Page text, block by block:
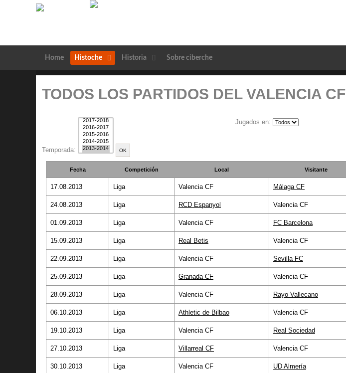
Home Histoche Historia Sobre ciberche
TODOS LOS PARTIDOS DEL VALENCIA CF
Temporada:
Jugados en:
Fecha Competición Local Visitante
17.08.2013 Liga Valencia CF Málaga CF
24.08.2013 Liga RCD Espanyol Valencia CF
01.09.2013 Liga Valencia CF FC Barcelona
15.09.2013 Liga Real Betis Valencia CF
22.09.2013 Liga Valencia CF Sevilla FC
25.09.2013 Liga Granada CF Valencia CF
28.09.2013 Liga Valencia CF Rayo Vallecano
06.10.2013 Liga Athletic de Bilbao Valencia CF
19.10.2013 Liga Valencia CF Real Sociedad
27.10.2013 Liga Villarreal CF Valencia CF
30.10.2013 Liga Valencia CF UD Almería